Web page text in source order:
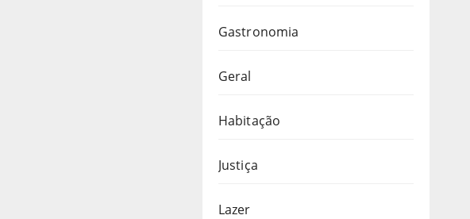
Gastronomia
Geral
Habitação
Justiça
Lazer